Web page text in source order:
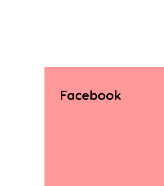
Facebook